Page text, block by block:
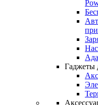
Гаджеты